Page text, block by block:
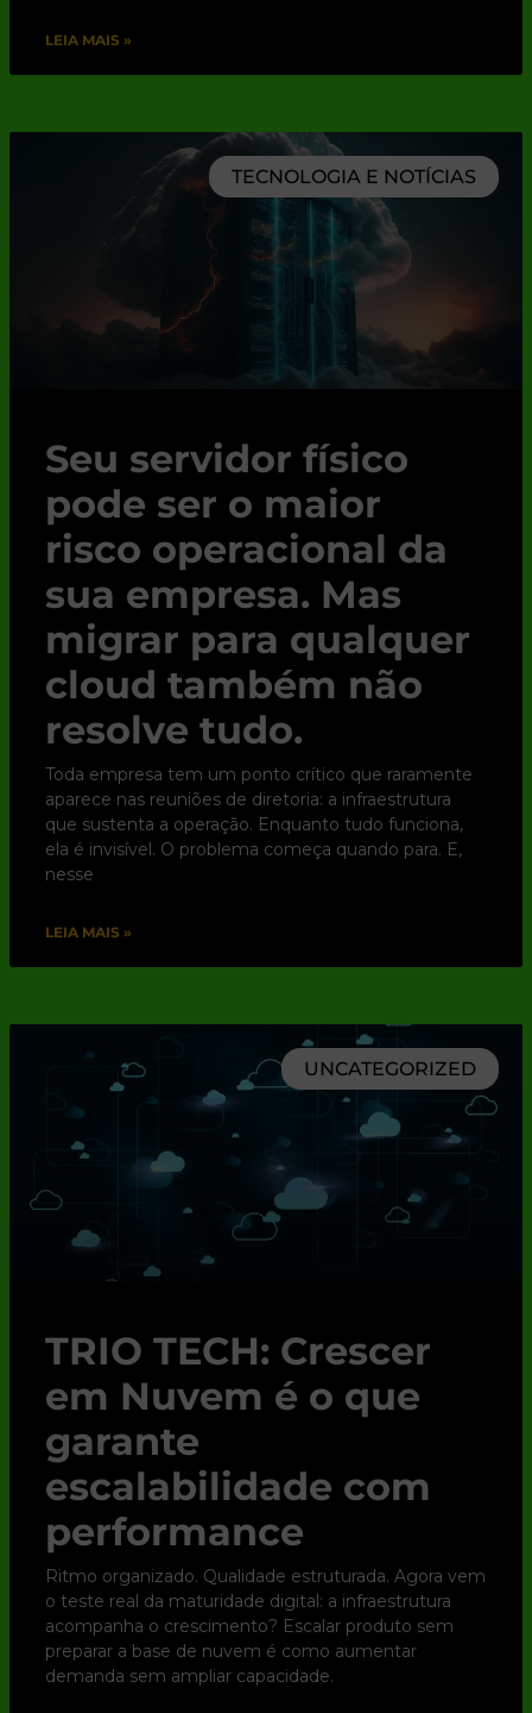
LEIA MAIS »
TECNOLOGIA E NOTÍCIAS
Seu servidor físico
pode ser o maior
risco operacional da
sua empresa. Mas
migrar para qualquer
cloud também não
resolve tudo.
Toda empresa tem um ponto crítico que raramente
aparece nas reuniões de diretoria: a infraestrutura
que sustenta a operação. Enquanto tudo funciona,
ela é invisível. O problema começa quando para. E,
nesse
LEIA MAIS »
UNCATEGORIZED
TRIO TECH: Crescer
em Nuvem é o que
garante
escalabilidade com
performance
Ritmo organizado. Qualidade estruturada. Agora vem
o teste real da maturidade digital: a infraestrutura
acompanha o crescimento? Escalar produto sem
preparar a base de nuvem é como aumentar
demanda sem ampliar capacidade.